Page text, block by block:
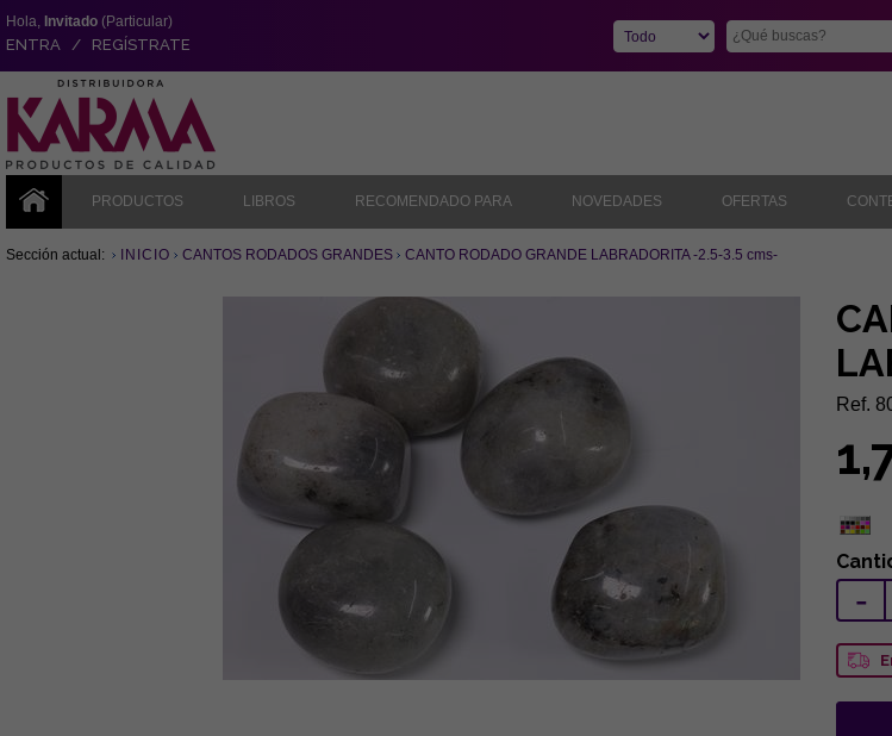
Hola, Invitado (Particular)
ENTRA / REGÍSTRATE
PRODUCTOS LIBROS RECOMENDADO PARA NOVEDADES OFERTAS
Sección actual: INICIO CANTOS RODADOS GRANDES CANTO RODADO GRANDE LABRADORITA -2.5-3.5 cms-
Ref.
-